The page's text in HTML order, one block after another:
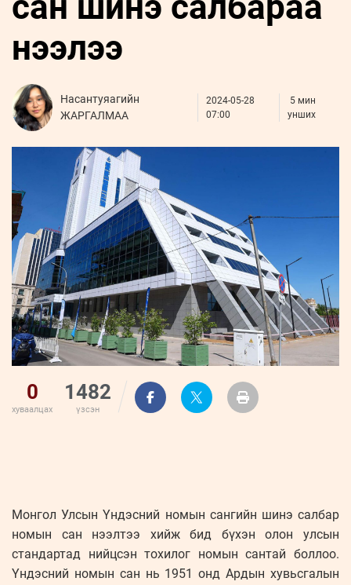
Бизнес
Leaderships
forum
ФОТО
ҮНДЭСНИЙ
МЭДЭЭЛЛИЙН
ВИДЕО
нээлээ
Насантуяагийн
ЖАРГАЛМАА
2024-05-28
07:00
5 мин
унших
0
хуваалцах
1482
үзсэн
Монгол Улсын Үндэсний номын сангийн шинэ салбар
номын сан нээлтээ хийж бид бүхэн олон улсын
стандартад нийцсэн тохилог номын сантай боллоо.
Үндэсний номын сан нь 1951 онд Ардын хувьсгалын